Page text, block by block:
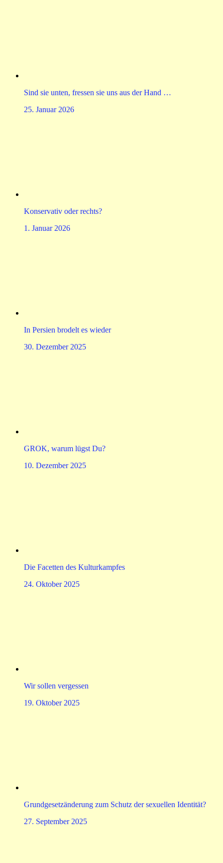
Sind sie unten, fressen sie uns aus der Hand …
25. Januar 2026
Konservativ oder rechts?
1. Januar 2026
In Persien brodelt es wieder
30. Dezember 2025
GROK, warum lügst Du?
10. Dezember 2025
Die Facetten des Kulturkampfes
24. Oktober 2025
Wir sollen vergessen
19. Oktober 2025
Grundgesetzänderung zum Schutz der sexuellen Identität?
27. September 2025